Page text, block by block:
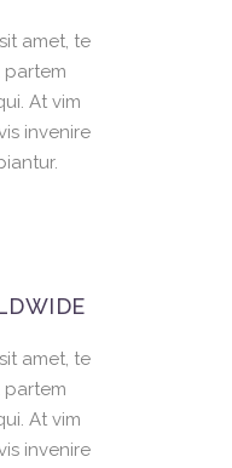
amet, te
partem
At vim
invenire
amet, te
partem
At vim
invenire